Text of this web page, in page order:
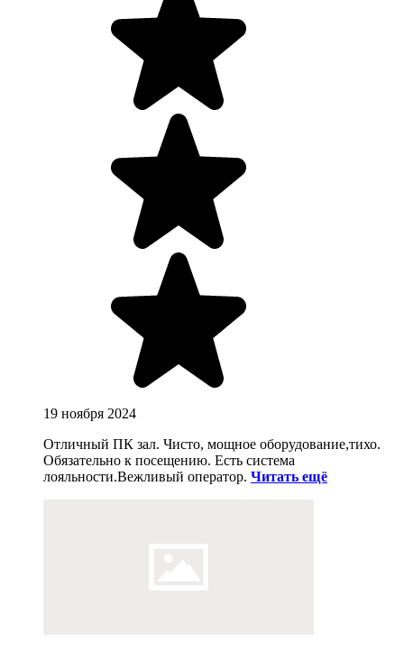
19 ноября 2024
Отличный ПК зал. Чисто, мощное оборудование,тихо.
Обязательно к посещению. Есть система
лояльности.Вежливый оператор. Читать ещё